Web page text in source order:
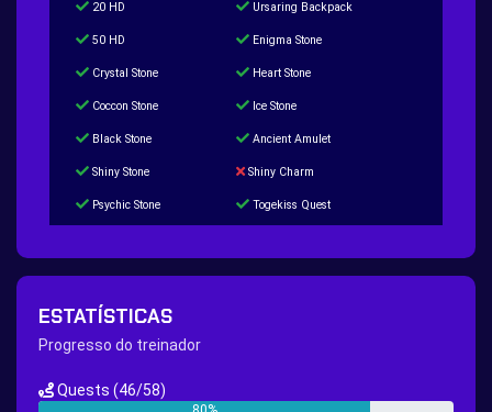
20 HD Ursaring Backpack
50 HD Enigma Stone
Crystal Stone Heart Stone
Coccon Stone Ice Stone
Black Stone Ancient Amulet
Shiny Stone Shiny Charm
Psychic Stone Togekiss Quest
200 Great Ball Quest
Hippie Outfit Quest
New Continent Quest pt.1 New Continent Quest pt.2
ESTATÍSTICAS
Progresso do treinador
Quests (46/58)